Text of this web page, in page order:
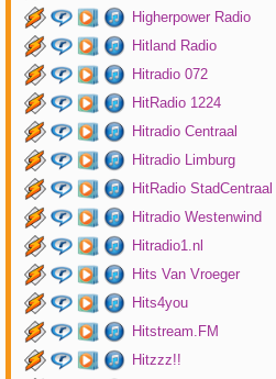
Higherpower Radio
Hitland Radio
Hitradio 072
HitRadio 1224
Hitradio Centraal
Hitradio Limburg
HitRadio StadCentraal
Hitradio Westenwind
Hitradio1.nl
Hits Van Vroeger
Hits4you
Hitstream.FM
Hitzzz!!